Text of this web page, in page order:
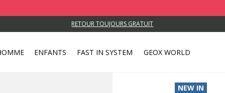
RETOUR TOUJOURS GRATUIT
ENFANTS FAST IN SYSTEM GEOX WORLD
NEW IN